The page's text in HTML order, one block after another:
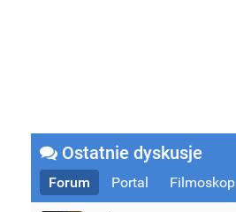
Ostatnie dyskusje
Forum Portal Filmoskop